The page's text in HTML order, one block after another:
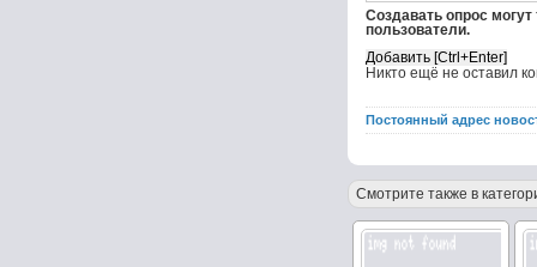
Создавать опрос
пользователи.
Никто ещё не оставил
Постоянный адрес
Смотрите также в